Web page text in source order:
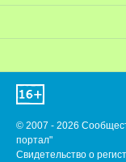
© 2007 - 2026
портал"
Свидетельство о